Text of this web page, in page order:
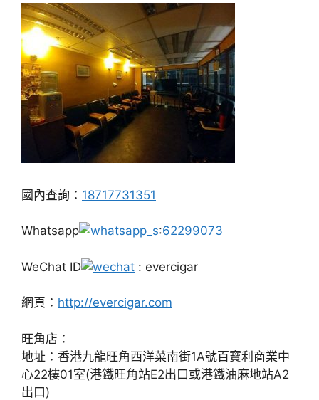
國內查詢： 18717731351
Whatsapp :62299073
WeChat ID : evercigar
網頁： http://evercigar.com
旺角店：
地址：香港九龍旺角西洋菜南街1A號百寶利商業中
心22樓01室(港鐵旺角站E2出口或港鐵油麻地站A2
出口)